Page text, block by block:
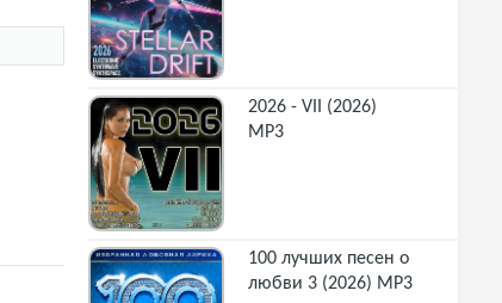
2026 - VII (2026)
MP3
100 лучших песен о
любви 3 (2026) MP3